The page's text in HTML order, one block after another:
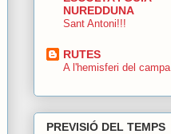
NUREDDUNA
Sant Antoni!!!
RUTES
A l'hemisferi del campa
PREVISIÓ DEL TEMPS